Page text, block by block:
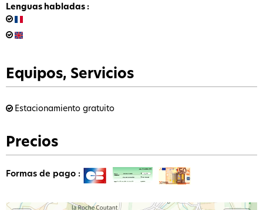
Lenguas habladas :
Equipos, Servicios
Estacionamiento gratuito
Precios
Formas de pago :